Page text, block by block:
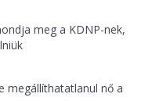
meg a KDNP-nek,
megállíthatatlanul nő a